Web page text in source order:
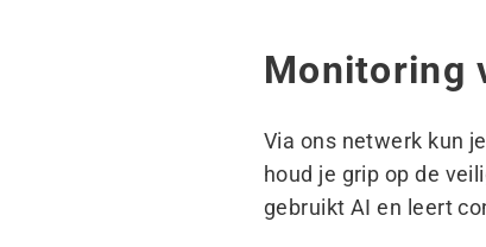
Monitoring
Via ons netwerk kun
houd je grip op de
gebruikt AI en leert